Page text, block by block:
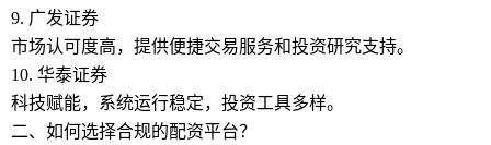
9. 广发证券
市场认可度高，提供便捷交易服务和投资研究支持。
10. 华泰证券
科技赋能，系统运行稳定，投资工具多样。
二、如何选择合规的配资平台？